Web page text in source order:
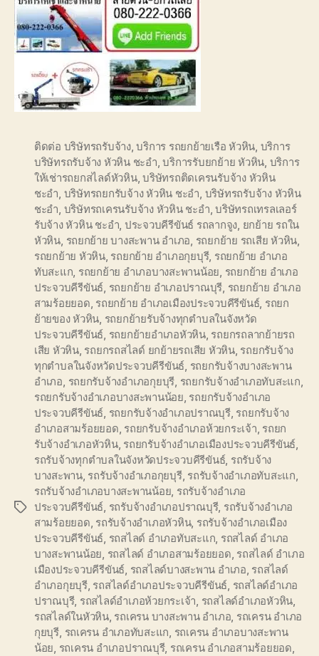
Tags
ติดต่อ บริษัทรถรับจ้าง,บริการ รถยกย้ายเรือ หัวหิน, บริการ
บริษัทรถรับจ้าง หัวหิน ชะอำ,บริการรับยกย้าย หัวหิน, บริการ
ให้เช่ารถยกสไลด์หัวหิน,บริษัทรถติดเครนรับจ้าง หัวหิน
ชะอำ, บริษัทรถยกรับจ้าง หัวหิน ชะอำ, บริษัทรถรับจ้าง หัวหิน
ชะอำ, บริษัทรถเครนรับจ้าง หัวหิน ชะอำ,บริษัทรถเทรลเลอร์
รับจ้าง หัวหิน ชะอำ, ประจวบคีรีขันธ์ รถลากจูง, ยกย้าย รถใน
หัวหิน, รถยกย้าย บางสะพาน อำเภอ, รถยกย้าย รถเสีย หัวหิน,
รถยกย้าย หัวหิน, รถยกย้าย อำเภอกุยบุรี, รถยกย้าย อำเภอ
ทับสะแก, รถยกย้าย อำเภอบางสะพานน้อย, รถยกย้าย อำเภอ
ประจวบคีรีขันธ์, รถยกย้าย อำเภอปราณบุรี, รถยกย้าย อำเภอ
สามร้อยยอด, รถยกย้าย อำเภอเมืองประจวบคีรีขันธ์, รถยก
ย้ายของ หัวหิน, รถยกย้ายรับจ้างทุกตำบลในจังหวัด
ประจวบคีรีขันธ์, รถยกย้ายอำเภอหัวหิน, รถยกรถลากย้ายรถ
เสีย หัวหิน, รถยกรถสไลด์ ยกย้ายรถเสีย หัวหิน, รถยกรับจ้าง
ทุกตำบลในจังหวัดประจวบคีรีขันธ์, รถยกรับจ้างบางสะพาน
อำเภอ, รถยกรับจ้างอำเภอกุยบุรี, รถยกรับจ้างอำเภอทับสะแก,
รถยกรับจ้างอำเภอบางสะพานน้อย, รถยกรับจ้างอำเภอ
ประจวบคีรีขันธ์, รถยกรับจ้างอำเภอปราณบุรี, รถยกรับจ้าง
อำเภอสามร้อยยอด, รถยกรับจ้างอำเภอห้วยกระเจ้า, รถยก
รับจ้างอำเภอหัวหิน, รถยกรับจ้างอำเภอเมืองประจวบคีรีขันธ์,
รถรับจ้างทุกตำบลในจังหวัดประจวบคีรีขันธ์, รถรับจ้าง
บางสะพาน, รถรับจ้างอำเภอกุยบุรี, รถรับจ้างอำเภอทับสะแก,
รถรับจ้างอำเภอบางสะพานน้อย, รถรับจ้างอำเภอ
ประจวบคีรีขันธ์, รถรับจ้างอำเภอปราณบุรี, รถรับจ้างอำเภอ
สามร้อยยอด, รถรับจ้างอำเภอหัวหิน, รถรับจ้างอำเภอเมือง
ประจวบคีรีขันธ์, รถสไลด์ อำเภอทับสะแก, รถสไลด์ อำเภอ
บางสะพานน้อย, รถสไลด์ อำเภอสามร้อยยอด, รถสไลด์ อำเภอ
เมืองประจวบคีรีขันธ์, รถสไลด์บางสะพาน อำเภอ, รถสไลด์
อำเภอกุยบุรี, รถสไลด์อำเภอประจวบคีรีขันธ์, รถสไลด์อำเภอ
ปราณบุรี, รถสไลด์อำเภอห้วยกระเจ้า, รถสไลด์อำเภอหัวหิน,
รถสไลด์ในหัวหิน, รถเครน บางสะพาน อำเภอ, รถเครน อำเภอ
กุยบุรี, รถเครน อำเภอทับสะแก, รถเครน อำเภอบางสะพาน
น้อย, รถเครน อำเภอปราณบุรี, รถเครน อำเภอสามร้อยยอด,